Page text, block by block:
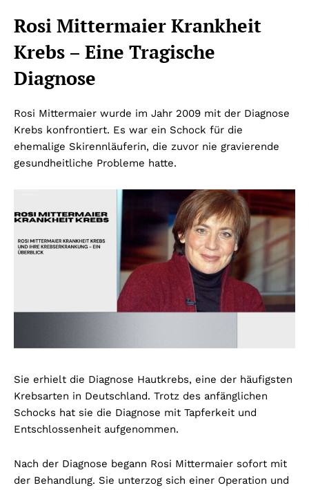
Rosi Mittermaier Krankheit
Krebs – Eine Tragische
Diagnose
Rosi Mittermaier wurde im Jahr 2009 mit der Diagnose
Krebs konfrontiert. Es war ein Schock für die
ehemalige Skirennläuferin, die zuvor nie gravierende
gesundheitliche Probleme hatte.
Sie erhielt die Diagnose Hautkrebs, eine der häufigsten
Krebsarten in Deutschland. Trotz des anfänglichen
Schocks hat sie die Diagnose mit Tapferkeit und
Entschlossenheit aufgenommen.
Nach der Diagnose begann Rosi Mittermaier sofort mit
der Behandlung. Sie unterzog sich einer Operation und